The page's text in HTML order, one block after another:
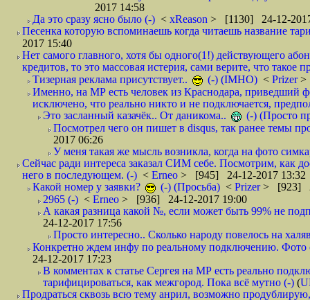
2017 14:58
Да это сразу ясно было (-) < xReason > [1130] 24-12-
Песенка которую вспоминаешь когда читаешь название
2017 15:40
Нет самого главного, хотя бы одного(1!) действующего
кредитов, то это массовая истерия, сами верите, что такое
Тизерная реклама присутствует..
(-) (IMHO) < Prizer>
Именно, на МР есть человек из Краснодара, приведший
исключено, что реально никто и не подключается,
Это засланный казачёк.. От даникома..
(-) (Просто
Посмотрел чего он пишет в disqus, так ранее темы
2017 06:26
У меня такая же мысль возникла, когда на фото
Сейчас ради интереса заказал СИМ себе. Посмотрим, как
него в последующем. (-) < Erneo > [945] 24-12-2017 13:32
Какой номер у заявки?
(-) (Просьба) < Prizer> [923]
2965 (-) < Erneo > [936] 24-12-2017 19:00
А какая разница какой №, если может быть 99% не
24-12-2017 17:56
Просто интересно.. Сколько народу повелось на
Конкретно ждем инфу по реальному подключению. Фото
24-12-2017 17:23
В комментах к статье Сергея на МР есть реально
тарифицироваться, как межгород. Пока всё мутно (-) (
Продраться сквозь всю тему анрил, возможно